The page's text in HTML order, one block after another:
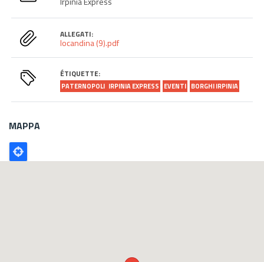
ALLEGATI:
locandina (9).pdf
ÉTIQUETTE:
PATERNOPOLI IRPINIA EXPRESS EVENTI BORGHI IRPINIA
MAPPA
Poligono
GEO